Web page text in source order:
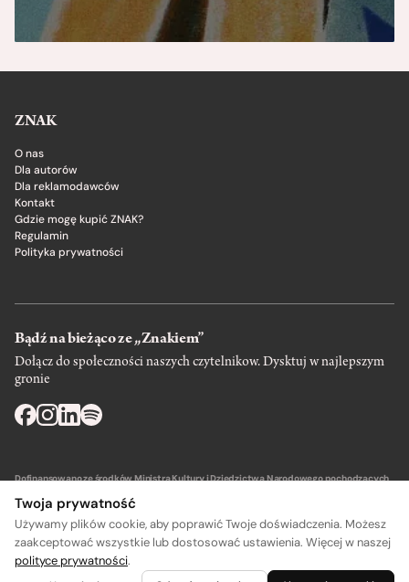
ZNAK
O nas
Dla autorów
Dla reklamodawców
Kontakt
Gdzie mogę kupić ZNAK?
Regulamin
Polityka prywatności
Bądź na bieżąco ze „Znakiem”
Dołącz do społeczności naszych czytelnikow. Dysktuj w najlepszym
gronie
Dofinansowano ze środków Ministra Kultury i Dziedzictwa Narodowego pochodzących
Wydawca: SIW Znak w Krakowie
Twoja prywatność
Używamy plików cookie, aby poprawić Twoje doświadczenia. Możesz
zaakceptować wszystkie lub dostosować ustawienia. Więcej w naszej
polityce prywatności.